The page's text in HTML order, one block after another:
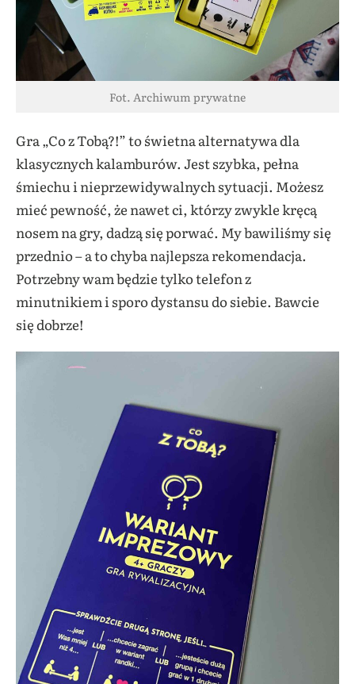
Fot. Archiwum prywatne
Gra „Co z Tobą?!” to świetna alternatywa dla
klasycznych kalamburów. Jest szybka, pełna
śmiechu i nieprzewidywalnych sytuacji. Możesz
mieć pewność, że nawet ci, którzy zwykle kręcą
nosem na gry, dadzą się porwać. My bawiliśmy się
przednio – a to chyba najlepsza rekomendacja.
Potrzebny wam będzie tylko telefon z
minutnikiem i sporo dystansu do siebie. Bawcie
się dobrze!